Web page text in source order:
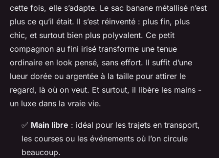
cette fois, elle s’adapte. Le sac banane métallisé n’est
plus ce qu’il était. Il s’est réinventé : plus fin, plus
chic, et surtout bien plus polyvalent. Ce petit
compagnon au fini irisé transforme une tenue
ordinaire en look pensé, sans effort. Il suffit d’une
lueur dorée ou argentée à la taille pour attirer le
regard, là où on veut. Et surtout, il libère les mains -
un luxe dans la vraie vie.
✅ Main libre : idéal pour les trajets en transport,
les courses ou les événements où l’on circule
beaucoup.